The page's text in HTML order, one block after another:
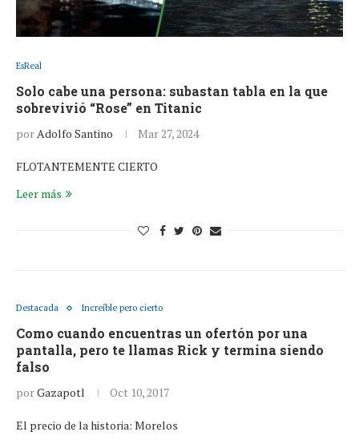
EsReal
Solo cabe una persona: subastan tabla en la que
sobrevivió “Rose” en Titanic
porAdolfo Santino Mar 27, 2024
FLOTANTEMENTE CIERTO
Leer más
Destacada Increíble pero cierto
Como cuando encuentras un ofertón por una
pantalla, pero te llamas Rick y termina siendo
falso
porGazapotl Oct 10, 2017
El precio de la historia: Morelos